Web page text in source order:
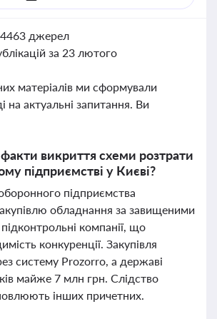
джерел
за 23 лютого
матеріалів ми сформували
на актуальні запитання. Ви
факти викриття схеми розтрати
підприємстві у Києві?
підприємства
обладнання за завищеними
компанії, що
конкуренції. Закупівля
систему Prozorro, а державі
майже 7 млн грн. Слідство
інших причетних.